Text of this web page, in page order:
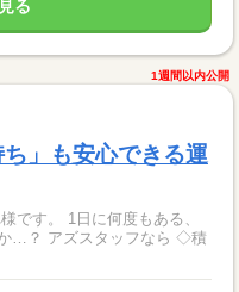
る
1週間以内公開
」も安心できる運
ら ◇積